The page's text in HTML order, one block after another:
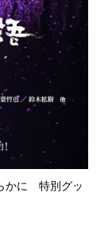
かに 特別グッ